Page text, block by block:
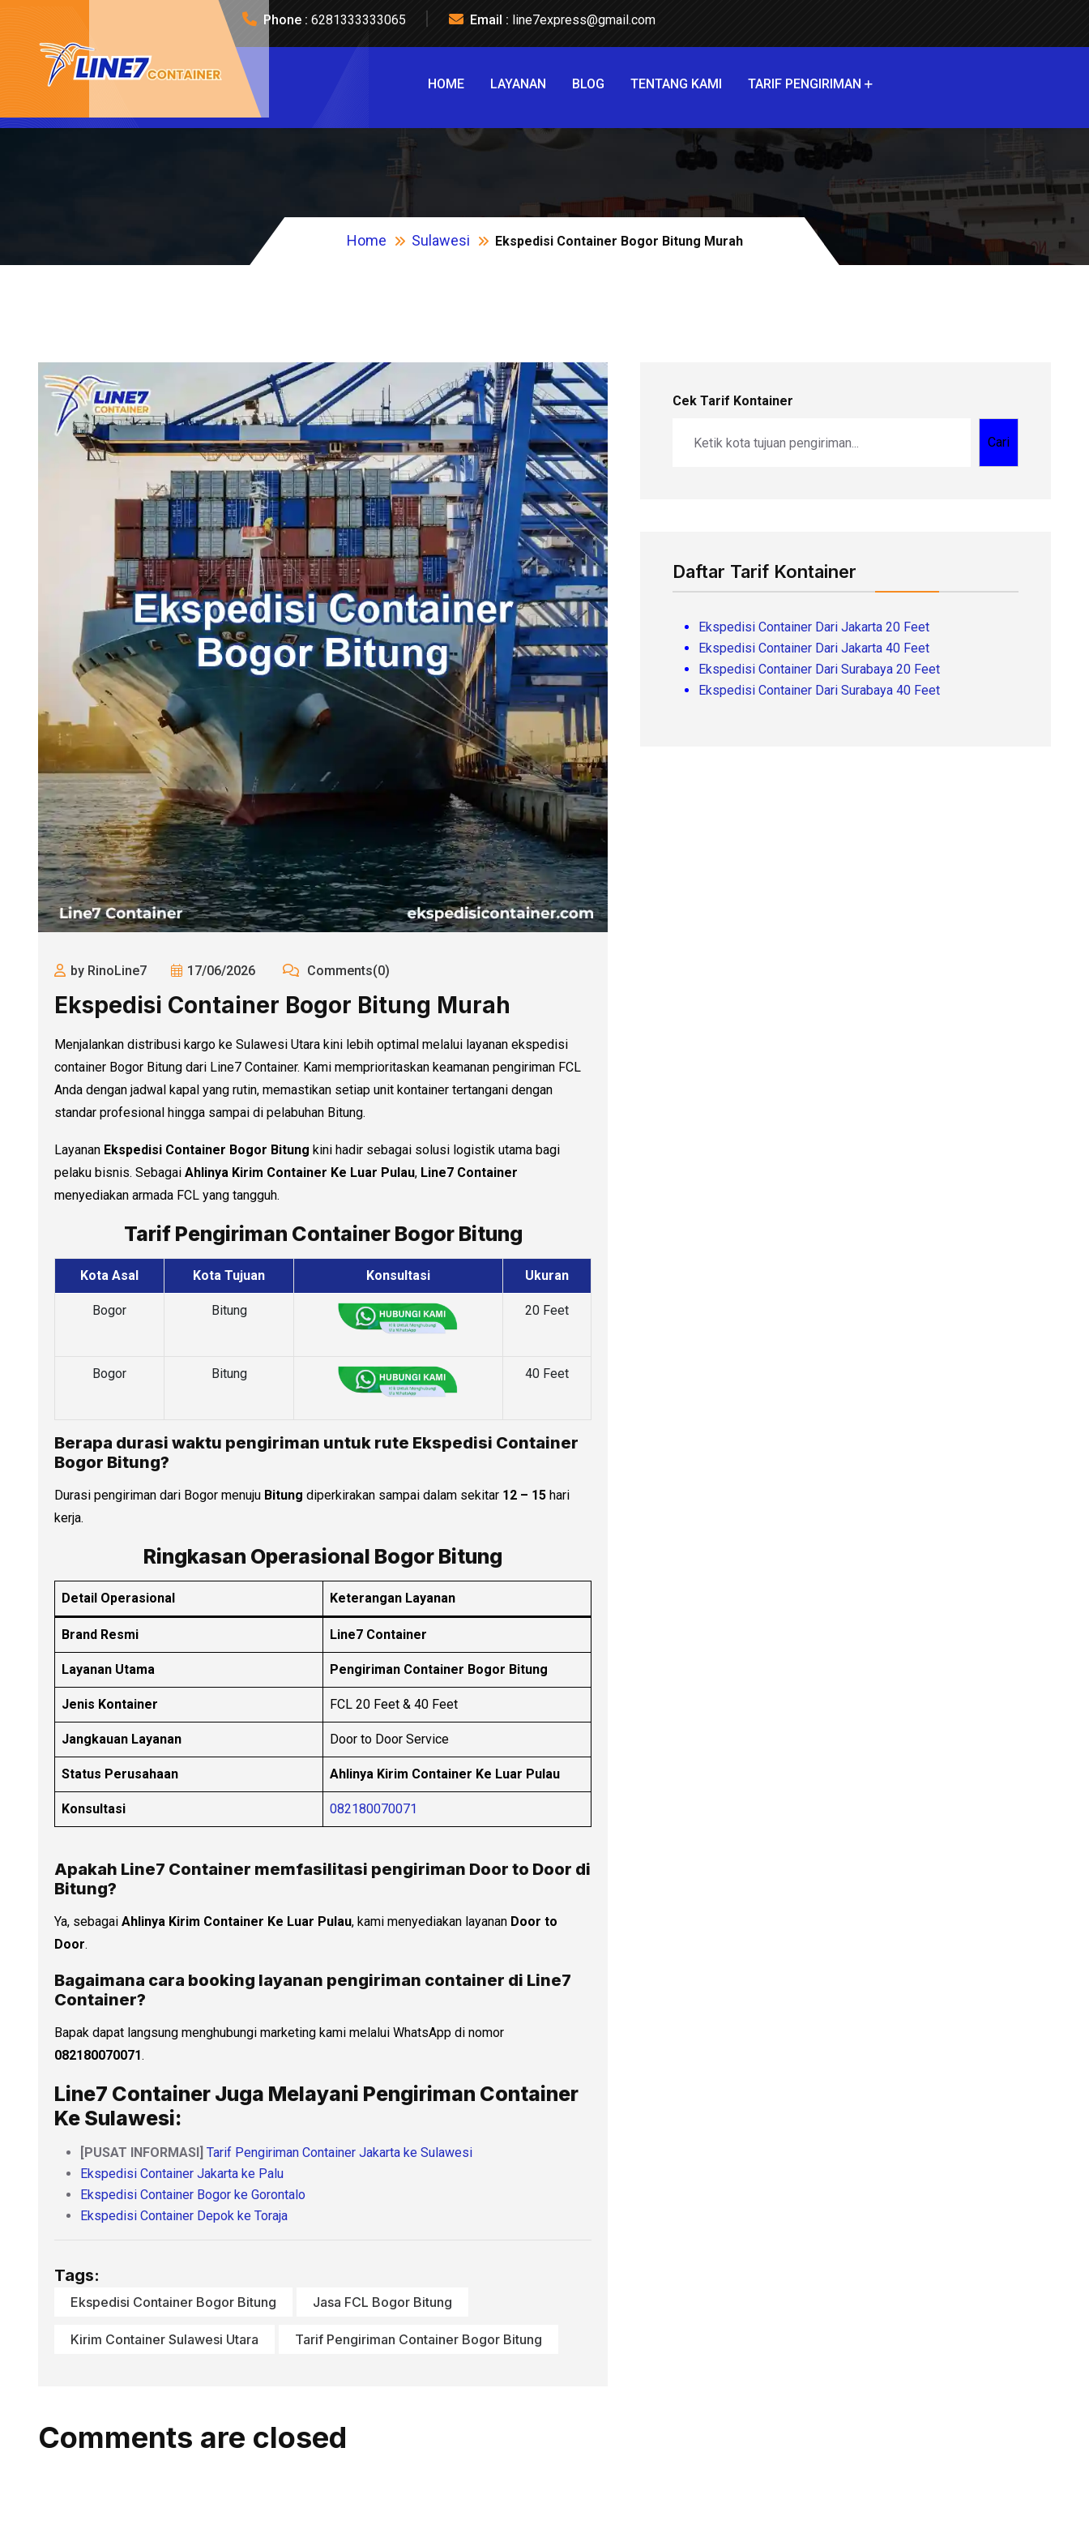
Phone : 6281333333065 Email : line7express@gmail.com
HOME LAYANAN BLOG TENTANG KAMI TARIF PENGIRIMAN
Home Sulawesi Ekspedisi Container Bogor Bitung Murah
by RinoLine7 17/06/2026 Comments(0)
Ekspedisi Container Bogor Bitung Murah
Menjalankan distribusi kargo ke Sulawesi Utara kini lebih optimal melalui layanan ekspedisi
container Bogor Bitung dari Line7 Container. Kami memprioritaskan keamanan pengiriman FCL
Anda dengan jadwal kapal yang rutin, memastikan setiap unit kontainer tertangani dengan
standar profesional hingga sampai di pelabuhan Bitung.
Layanan Ekspedisi Container Bogor Bitung kini hadir sebagai solusi logistik utama bagi
pelaku bisnis. Sebagai Ahlinya Kirim Container Ke Luar Pulau, Line7 Container
menyediakan armada FCL yang tangguh.
Tarif Pengiriman Container Bogor Bitung
Kota Asal Kota Tujuan Konsultasi Ukuran
Bogor Bitung 20 Feet
Bogor Bitung 40 Feet
Berapa durasi waktu pengiriman untuk rute Ekspedisi Container
Bogor Bitung?
Durasi pengiriman dari Bogor menuju Bitung diperkirakan sampai dalam sekitar 12 – 15 hari
kerja.
Ringkasan Operasional Bogor Bitung
Detail Operasional Keterangan Layanan
Brand Resmi Line7 Container
Layanan Utama Pengiriman Container Bogor Bitung
Jenis Kontainer FCL 20 Feet & 40 Feet
Jangkauan Layanan Door to Door Service
Status Perusahaan Ahlinya Kirim Container Ke Luar Pulau
Konsultasi 082180070071
Apakah Line7 Container memfasilitasi pengiriman Door to Door di
Bitung?
Ya, sebagai Ahlinya Kirim Container Ke Luar Pulau, kami menyediakan layanan Door to
Door.
Bagaimana cara booking layanan pengiriman container di Line7
Container?
Bapak dapat langsung menghubungi marketing kami melalui WhatsApp di nomor
082180070071.
Line7 Container Juga Melayani Pengiriman Container
Ke Sulawesi:
[PUSAT INFORMASI] Tarif Pengiriman Container Jakarta ke Sulawesi
Ekspedisi Container Jakarta ke Palu
Ekspedisi Container Bogor ke Gorontalo
Ekspedisi Container Depok ke Toraja
Tags:
Ekspedisi Container Bogor Bitung Jasa FCL Bogor Bitung
Kirim Container Sulawesi Utara Tarif Pengiriman Container Bogor Bitung
Comments are closed
Cek Tarif Kontainer
Cari
Daftar Tarif Kontainer
Ekspedisi Container Dari Jakarta 20 Feet
Ekspedisi Container Dari Jakarta 40 Feet
Ekspedisi Container Dari Surabaya 20 Feet
Ekspedisi Container Dari Surabaya 40 Feet